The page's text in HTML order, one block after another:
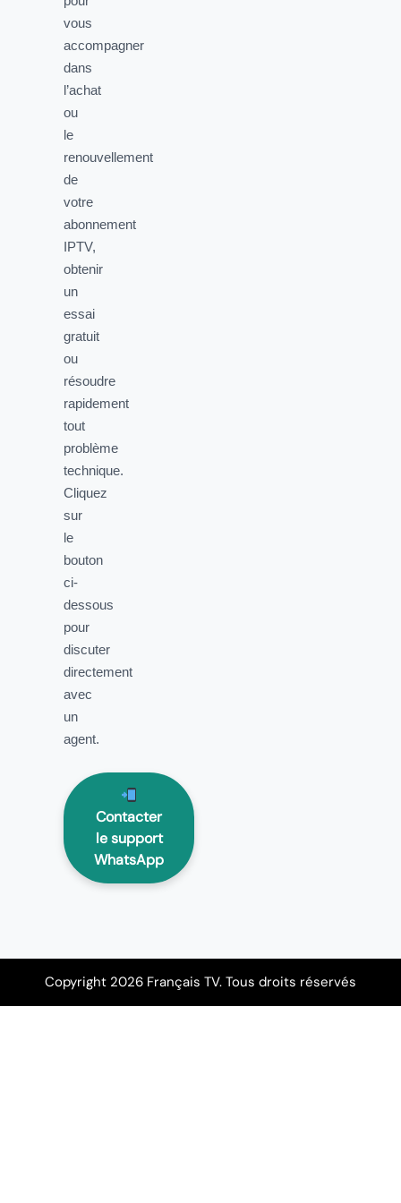
vous
accompagner
dans
l’achat
ou
le
renouvellement
de
votre
abonnement
IPTV,
obtenir
un
essai
gratuit
ou
résoudre
rapidement
tout
problème
technique.
Cliquez
sur
le
bouton
ci-
dessous
pour
discuter
directement
avec
un
agent.
Contacter
le support
WhatsApp
Copyright 2026 Français TV. Tous droits réservés